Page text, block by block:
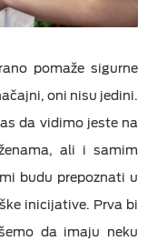
pomaže sigurne
oni nisu jedini.
da vidimo jeste na
ali i samim
budu prepoznati u
inicijative. Prva bi
da imaju neku